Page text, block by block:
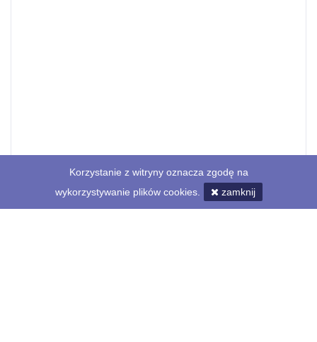
Korzystanie z witryny oznacza zgodę na
wykorzystywanie plików cookies.
zamknij